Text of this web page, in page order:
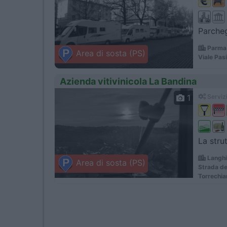
Area di sosta (PS)
Parma
Viale
Azienda vitivinicola La Bandina
Area di sosta (PS)
1
La
Strada